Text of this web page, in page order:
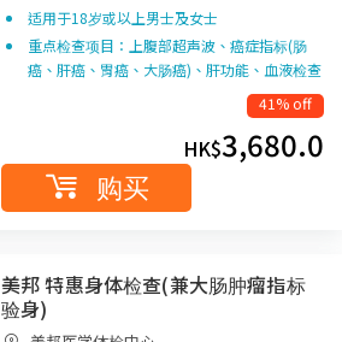
适用于18岁或以上男士及女士
重点检查项目：上腹部超声波、癌症指标(肠
癌、肝癌、胃癌、大肠癌)、肝功能、血液检查
41% off
HK$3,680.0
购买
美邦 特惠身体检查(兼大肠肿瘤指标
验身)